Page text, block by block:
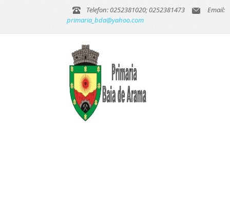
Telefon: 0252381020; 0252381473
Email:
primaria_bda@yahoo.com